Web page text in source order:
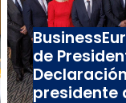
de
presidente